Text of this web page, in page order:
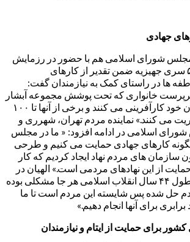
جهادی
مجلس شورای اسلامی هم با حضور در رزمایش
نبوی و آئین اهداء ۵۰۰ سری جهیزیه ضمن تقدیر از کارهای
ها در راستای کمک به نیازمندان گفت:
خانواری که تحت پوشش مجموعه آبشار
عاطفه ها بودند، اکنون خود کارآفرینی می کنند و برخی از آنها تا ۱۰۰
می کنند.» نماینده مردم تهران، شهرری و
اسلامی در ادامه افزود: « ما در مجلس
کارهای جهادی حمایت می کنیم و طرحی
های مردم نهاد ایجاد کردیم که کار
از این نهادهای مردمی است.» الهیان در
پایان تاکید کرد: « در طول ۴۴ سال انقلاب اسلامی هر جا مشکلی بوده
حل شده پس شایسته این مردم است تا ما
برای آنها انجام دهیم.»
برای حمایت از ایتام و نیازمندان